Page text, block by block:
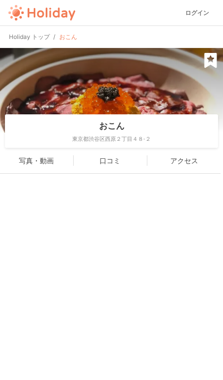
ログイン
Holiday トップ おこん
おこん
東京都渋谷区西原２丁目４８-２
写真・動画 口コミ アクセス